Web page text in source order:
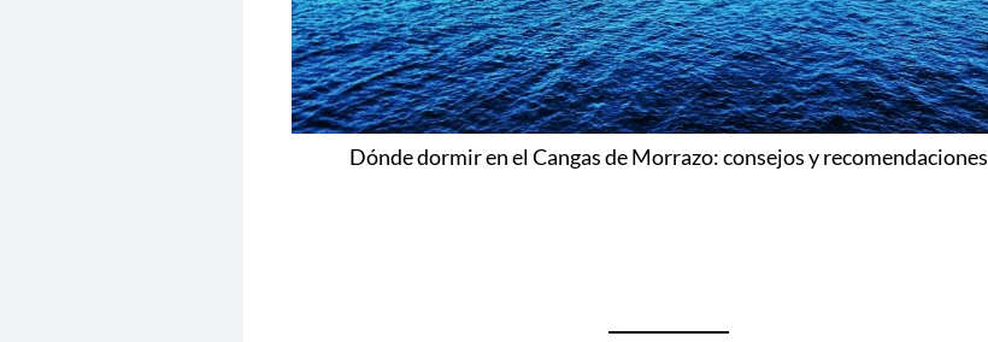
Dónde dormir en el Cangas de Morrazo: consejos y recomendaciones